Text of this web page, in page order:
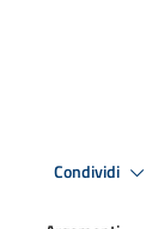
Condividi